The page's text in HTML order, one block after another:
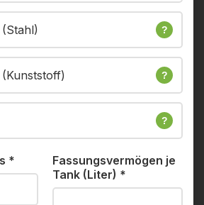
?
?
?
*
Fassungsvermögen je
Tank (Liter) *